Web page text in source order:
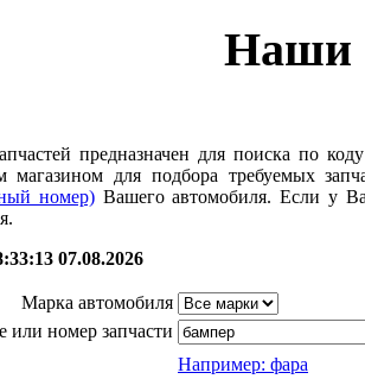
Наши
предназначен для поиска по
магазином для подбора требуемых
номер)Вашего автомобиля. Если у
07.08.2026
Марка автомобиля
или номер запчасти
Например: фара